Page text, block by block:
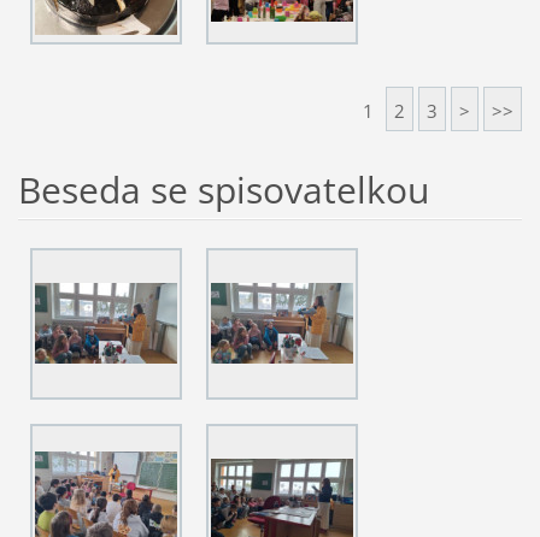
1 2 3 > >>
Beseda se spisovatelkou